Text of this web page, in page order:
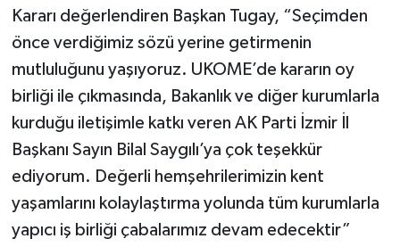
Kararı değerlendiren Başkan Tugay, “Seçimden
önce verdiğimiz sözü yerine getirmenin
mutluluğunu yaşıyoruz. UKOME’de kararın oy
birliği ile çıkmasında, Bakanlık ve diğer kurumlarla
kurduğu iletişimle katkı veren AK Parti İzmir İl
Başkanı Sayın Bilal Saygılı’ya çok teşekkür
ediyorum. Değerli hemşehrilerimizin kent
yaşamlarını kolaylaştırma yolunda tüm kurumlarla
yapıcı iş birliği çabalarımız devam edecektir”